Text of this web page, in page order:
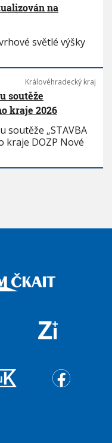
na
světlé výšky
Královéhradecký kraj
soutěže
kraje 2026
soutěže „STAVBA
kraje DOZP Nové